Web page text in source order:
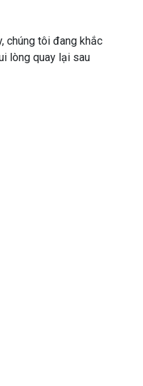
chúng tôi đang khắc
lòng quay lại sau